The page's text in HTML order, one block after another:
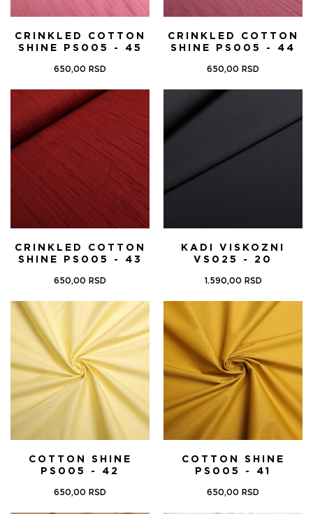
CRINKLED COTTON
SHINE PS005 - 45
650,00 RSD
CRINKLED COTTON
SHINE PS005 - 44
650,00 RSD
CRINKLED COTTON
SHINE PS005 - 43
650,00 RSD
KADI VISKOZNI
VS025 - 20
1.590,00 RSD
COTTON SHINE
PS005 - 42
650,00 RSD
COTTON SHINE
PS005 - 41
650,00 RSD